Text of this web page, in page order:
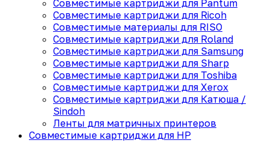
Совместимые картриджи для Pantum
Совместимые картриджи для Ricoh
Совместимые материалы для RISO
Совместимые картриджи для Roland
Совместимые картриджи для Samsung
Совместимые картриджи для Sharp
Совместимые картриджи для Toshiba
Совместимые картриджи для Xerox
Совместимые картриджи для Катюша /
Sindoh
Ленты для матричных принтеров
Совместимые картриджи для HP